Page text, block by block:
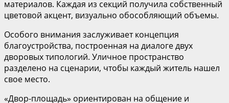
материалов. Каждая из секций получила собственный
цветовой акцент, визуально обособляющий объемы.
Особого внимания заслуживает концепция
благоустройства, построенная на диалоге двух
дворовых типологий. Уличное пространство
разделено на сценарии, чтобы каждый житель нашел
свое место.
«Двор-площадь» ориентирован на общение и